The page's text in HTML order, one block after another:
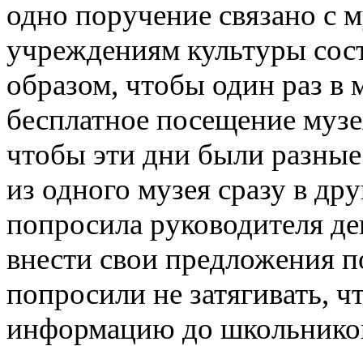
одно поручение связано с
учреждениям культуры
образом, чтобы один раз в
бесплатное посещение
чтобы эти дни были
из одного музея сразу в
попросила руководителя
внести свои предложения
попросили не затягивать,
информацию до